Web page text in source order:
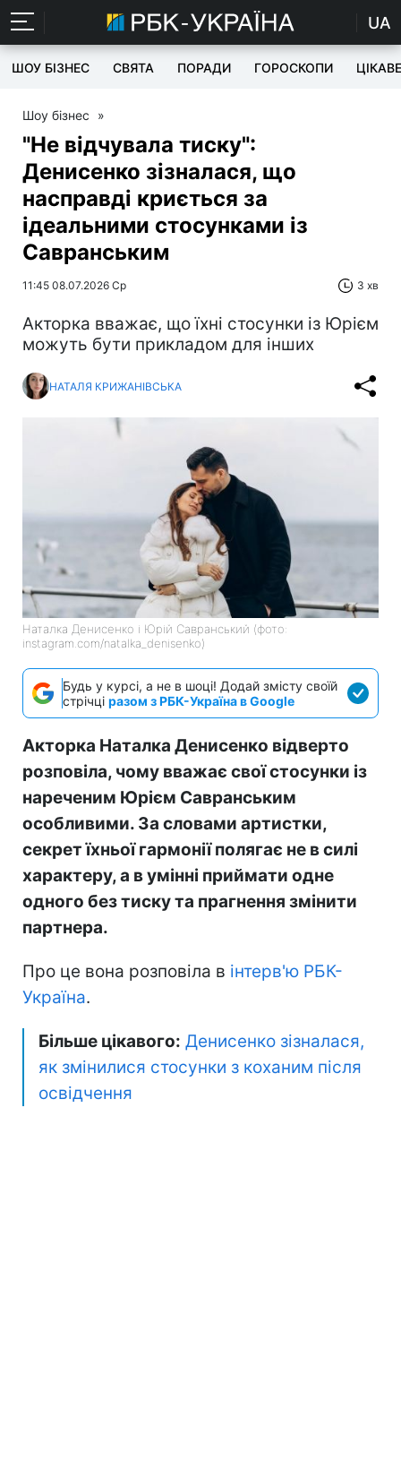
UA
ШОУ БІЗНЕС СВЯТА ПОРАДИ ГОРОСКОПИ ЦІКАВЕ
Шоу бізнес »
"Не відчувала тиску":
Денисенко зізналася, що
насправді криється за
ідеальними стосунками із
Савранським
11:45 08.07.2026 Ср 3 хв
Акторка вважає, що їхні стосунки із Юрієм
можуть бути прикладом для інших
НАТАЛЯ КРИЖАНІВСЬКА
Наталка Денисенко і Юрій Савранський (фото:
instagram.com/natalka_denisenko)
Будь у курсі, а не в шоці! Додай змісту своїй
стрічці разом з РБК-Україна в Google
Акторка Наталка Денисенко відверто
розповіла, чому вважає свої стосунки із
нареченим Юрієм Савранським
особливими. За словами артистки,
секрет їхньої гармонії полягає не в силі
характеру, а в умінні приймати одне
одного без тиску та прагнення змінити
партнера.
Про це вона розповіла в інтерв'ю РБК-
Україна.
Більше цікавого: Денисенко зізналася,
як змінилися стосунки з коханим після
освідчення